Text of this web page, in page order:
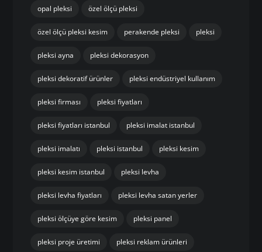
opal pleksi özel ölçü pleksi
özel ölçü pleksi kesim perakende pleksi pleksi
pleksi ayna pleksi dekorasyon
pleksi dekoratif ürünler pleksi endüstriyel kullanım
pleksi firması pleksi fiyatları
pleksi fiyatları istanbul pleksi imalat istanbul
pleksi imalatı pleksi istanbul pleksi kesim
pleksi kesim istanbul pleksi levha
pleksi levha fiyatları pleksi levha satan yerler
pleksi ölçüye göre kesim pleksi panel
pleksi proje üretimi pleksi reklam ürünleri